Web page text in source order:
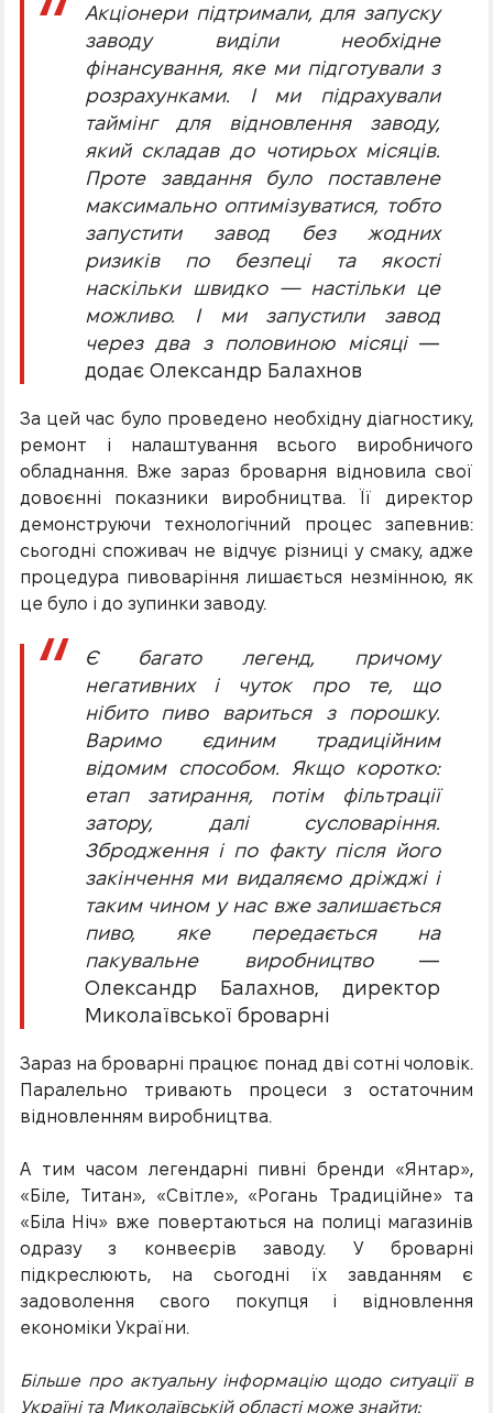
Акціонери підтримали, для запуску
заводу виділи необхідне
фінансування, яке ми підготували з
розрахунками. І ми підрахували
таймінг для відновлення заводу,
який складав до чотирьох місяців.
Проте завдання було поставлене
максимально оптимізуватися, тобто
запустити завод без жодних
ризиків по безпеці та якості
наскільки швидко — настільки це
можливо. І ми запустили завод
через два з половиною місяці—
додає Олександр Балахнов
За цей час було проведено необхідну діагностику,
ремонт і налаштування всього виробничого
обладнання. Вже зараз броварня відновила свої
довоєнні показники виробництва. Її директор
демонструючи технологічний процес запевнив:
сьогодні споживач не відчує різниці у смаку, адже
процедура пивоваріння лишається незмінною, як
це було і до зупинки заводу.
Є багато легенд, причому
негативних і чуток про те, що
нібито пиво вариться з порошку.
Варимо єдиним традиційним
відомим способом. Якщо коротко:
етап затирання, потім фільтрації
затору, далі сусловаріння.
Збродження і по факту після його
закінчення ми видаляємо дріжджі і
таким чином у нас вже залишається
пиво, яке передається на
пакувальне виробництво—
Олександр Балахнов, директор
Миколаївської броварні
Зараз на броварні працює понад дві сотні чоловік.
Паралельно тривають процеси з остаточним
відновленням виробництва.
А тим часом легендарні пивні бренди «Янтар»,
«Біле, Титан», «Світле», «Рогань Традиційне» та
«Біла Ніч» вже повертаються на полиці магазинів
одразу з конвеєрів заводу. У броварні
підкреслюють, на сьогодні їх завданням є
задоволення свого покупця і відновлення
економіки України.
Більше про актуальну інформацію щодо ситуації в
Україні та Миколаївській області може знайти: